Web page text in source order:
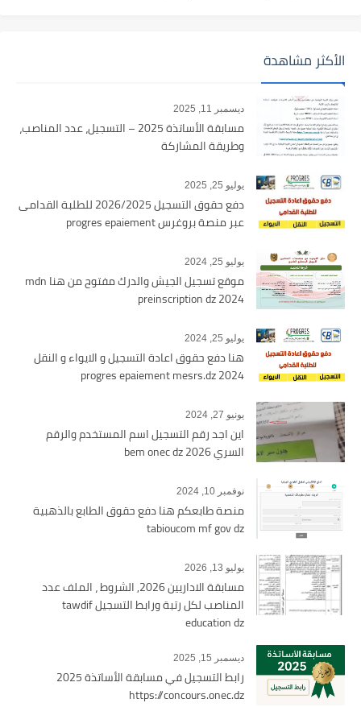
الأكثر مشاهدة
ديسمبر 11, 2025
مسابقة الأساتذة 2025 – التسجيل، عدد المناصب،
وطريقة المشاركة
يوليو 25, 2025
دفع حقوق التسجيل 2026/2025 للطلبة القدامى
عبر منصة بروغرس progres epaiement
يوليو 25, 2024
موقع تسجيل الجيش والدرك مفتوح من هنا mdn
preinscription dz 2024
يوليو 25, 2024
هنا دفع حقوق اعادة التسجيل و الايواء و النقل
2024 progres epaiement mesrs.dz
يونيو 27, 2024
اين اجد رقم التسجيل اسم المستخدم والرقم
السري bem onec dz 2026
نوفمبر 10, 2024
منصة طابعكم هنا دفع حقوق الطابع بالذهبية
tabioucom mf gov dz
يوليو 13, 2026
مسابقة الاداريين 2026, الشروط ، الملف عدد
المناصب لكل رتبة ورابط التسجيل tawdif
education dz
ديسمبر 15, 2025
رابط التسجيل في مسابقة الأساتذة 2025
https://concours.onec.dz